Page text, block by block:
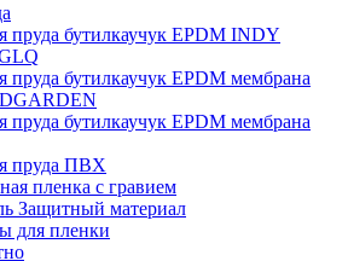
пруда бутилкаучук EPDM INDY
пруда бутилкаучук EPDM мембрана
пруда бутилкаучук EPDM мембрана
пруда ПВХ
пленка с гравием
Защитный материал
для пленки